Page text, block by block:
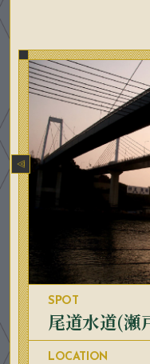
SPOT
尾道水道(瀬
LOCATION